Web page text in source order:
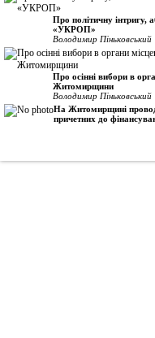
Про політичну інтригу,
«УКРОП»
Володимир Піньковський
Про осінні вибори в
Житомирщини
Володимир Піньковський
На Житомирщині
причетних до